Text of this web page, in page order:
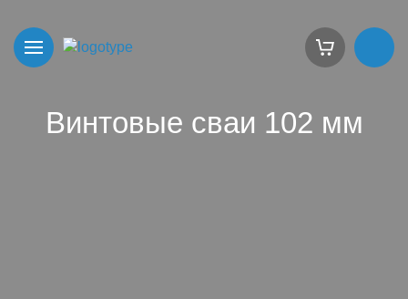
Винтовые сваи 102 мм